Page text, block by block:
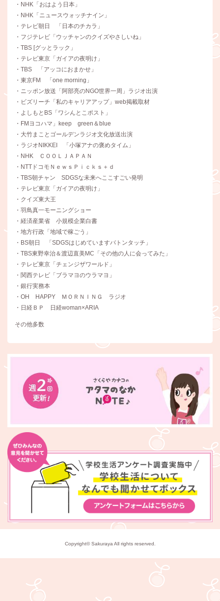
・NHK「おはよう日本」
・NHK「ニュースウォッチナイン」
・テレビ朝日 「日本のチカラ」
・フジテレビ「ウッチャンのクイズやさしいね」
・TBS [グッとラック」
・テレビ東京「ガイアの夜明け」
・TBS 「アッコにおまかせ」
・東京FM 「one morning」
・ニッポン放送「阿部亮のNGO世界一周」ラジオ出演
・ビズリーチ「私のキャリアアップ」web掲載取材
・よしもとBS「ワシんとこポスト」
・FMヨコハマ」keep green＆blue
・大竹まことゴールデンラジオ文化放送出演
・ラジオNIKKEI 「小塚アナの褒めタイム」
・NHK ＣＯＯＬＪＡＰＡＮ
・NTTドコモＮｅｗｓＰｉｃｋｓ＋ｄ
・TBS朝チャン SDGSな未来へここすごい発明
・テレビ東京「ガイアの夜明け」
・クイズ東大王
・羽鳥真一モーニングショー
・経済産業省 小規模企業白書
・地方行政「地域で稼ごう」
・BS朝日 「SDGSはじめていますバトンタッチ」
・TBS東野幸治＆渡辺直美MC「その他の人に会ってみた」
・テレビ東京「チェンジザワールド」
・関西テレビ「ブラマヨのウラマヨ」
・銀行実務本
・OH HAPPY ＭＯＲＮＩＮＧ ラジオ
・日経ＢＰ 日経woman×ARIA
その他多数
Copyright© Sakuraya All rights reserved.